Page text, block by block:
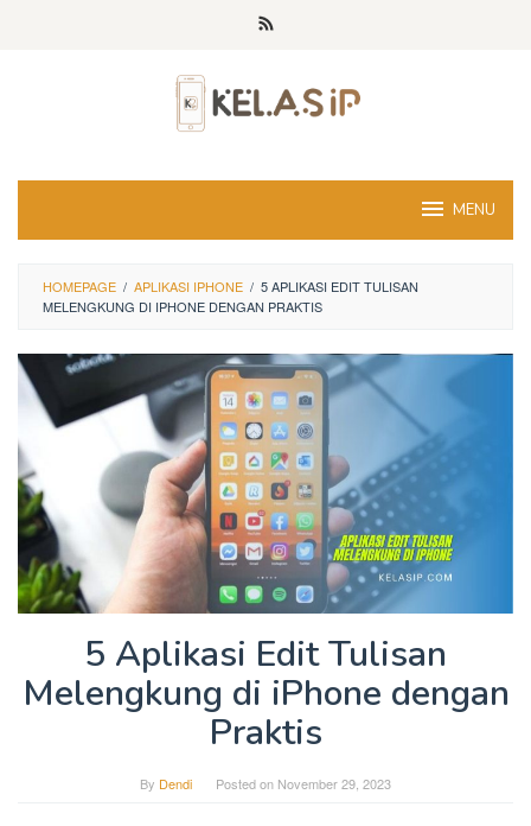
MENU
HOMEPAGE / APLIKASI IPHONE / 5 APLIKASI EDIT TULISAN
MELENGKUNG DI IPHONE DENGAN PRAKTIS
5 Aplikasi Edit Tulisan
Melengkung di iPhone dengan
Praktis
By Dendi Posted on November 29, 2023